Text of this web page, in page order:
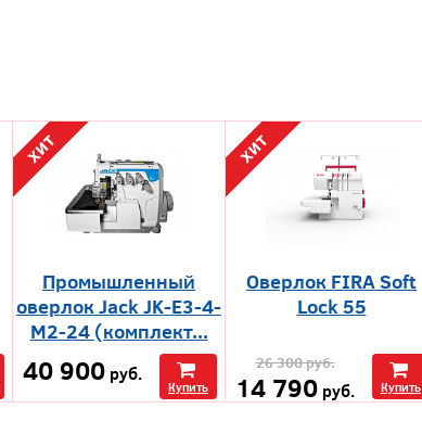
Промышленный
оверлок Jack JK-E3-4-
M2-24 (комплект...
40 900 руб.
Купить
Оверлок FIRA Soft
Lock 55
26 300руб.
14 790 руб. Купить